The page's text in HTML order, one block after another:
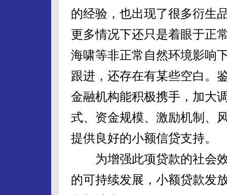
的经验，也出现了很多衍生
更多情况下还只是着眼于正
海啸等非正常自然环境影响
跟进，还存在有某些空白。
金融机构能积极携手，加大
式、资金规模、激励机制、
提供良好的小额信贷支持。
为增强此项贷款的社会效
的可持续发展，小额贷款发